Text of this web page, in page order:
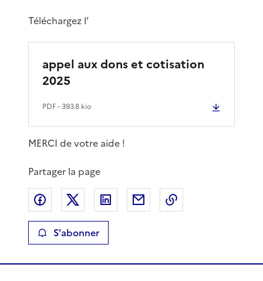
Téléchargez l’
appel aux dons et cotisation
2025
PDF- 393.8 kio
MERCI de votre aide !
Partager la page
Partager sur Facebook
Partager sur XPartager sur LinkedIn
Partager par email
S'abonner